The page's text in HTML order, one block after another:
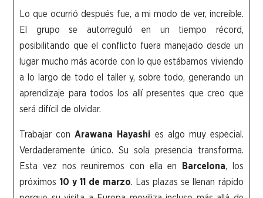
Lo que ocurrió después fue, a mi modo de ver, increíble.
El grupo se autorreguló en un tiempo récord,
posibilitando que el conflicto fuera manejado desde un
lugar mucho más acorde con lo que estábamos viviendo
a lo largo de todo el taller y, sobre todo, generando un
aprendizaje para todos los allí presentes que creo que
será difícil de olvidar.
Trabajar conArawana Hayashi es algo muy especial.
Verdaderamente único. Su sola presencia transforma.
Esta vez nos reuniremos con ella en Barcelona, los
próximos 10 y 11 de marzo. Las plazas se llenan rápido